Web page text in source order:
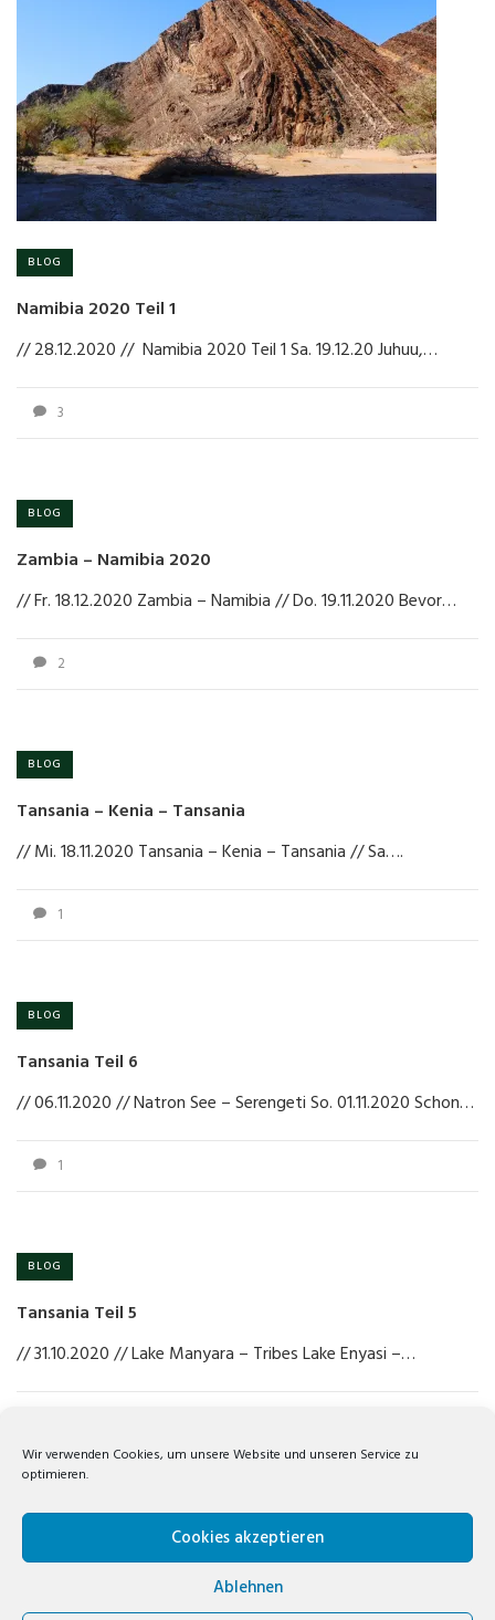
Wir verwenden Cookies, um unsere Website und unseren Service zu
optimieren.
Cookies akzeptieren
Ablehnen
BLOG
Namibia 2020 Teil 1
// 28.12.2020 // Namibia 2020 Teil 1 Sa. 19.12.20 Juhuu,…
3
BLOG
Zambia – Namibia 2020
// Fr. 18.12.2020 Zambia – Namibia // Do. 19.11.2020 Bevor…
2
BLOG
Tansania – Kenia – Tansania
// Mi. 18.11.2020 Tansania – Kenia – Tansania // Sa….
1
BLOG
Tansania Teil 6
// 06.11.2020 // Natron See – Serengeti So. 01.11.2020 Schon…
1
BLOG
Tansania Teil 5
// 31.10.2020 // Lake Manyara – Tribes Lake Enyasi –…
1 2 … 4